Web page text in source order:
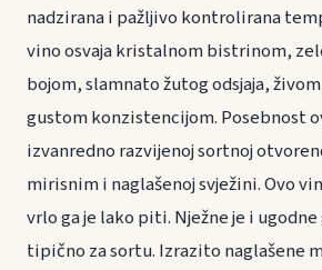
nadzirana i pažljivo kontrolirana
vino osvaja kristalnom bistrinom,
bojom, slamnato žutog odsjaja,
gustom konzistencijom. Posebnost
izvanredno razvijenoj sortnoj
mirisnim i naglašenoj svježini. Ovo
vrlo ga je lako piti. Nježne je i
tipično za sortu. Izrazito naglašene